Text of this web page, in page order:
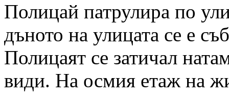
Полицай патрулира по
дъното на улицата се е
Полицаят се затичал
види. На осмия етаж на